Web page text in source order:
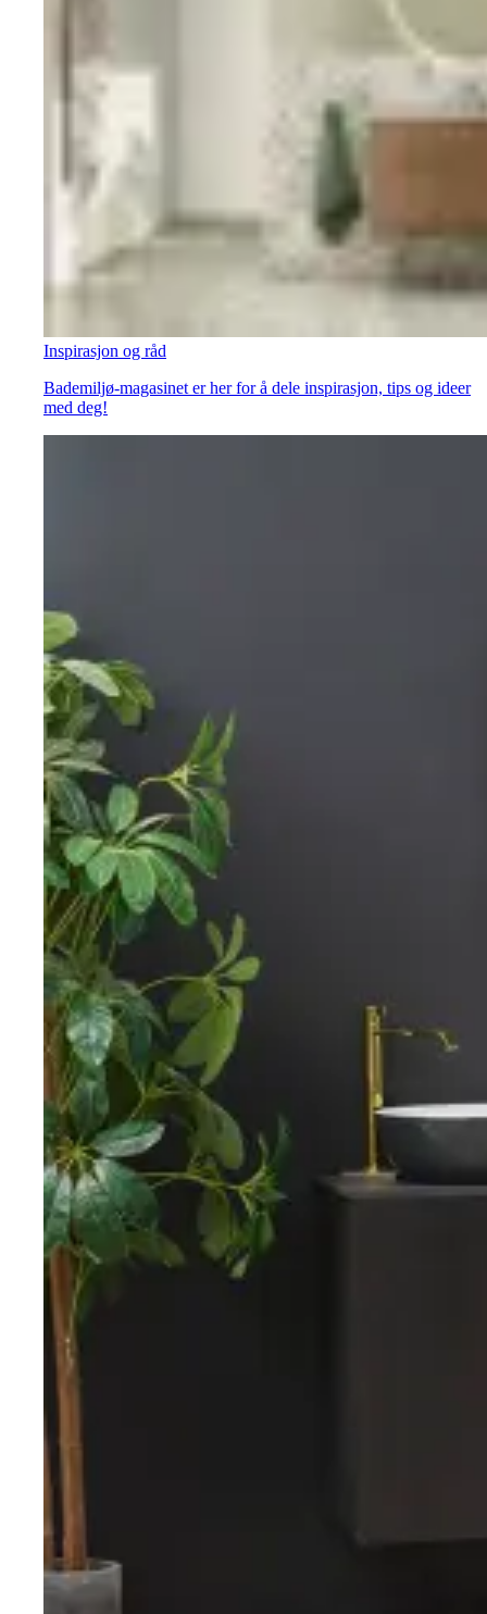
Inspirasjon og råd
Bademiljø-magasinet er her for å dele inspirasjon, tips og ideer
med deg!